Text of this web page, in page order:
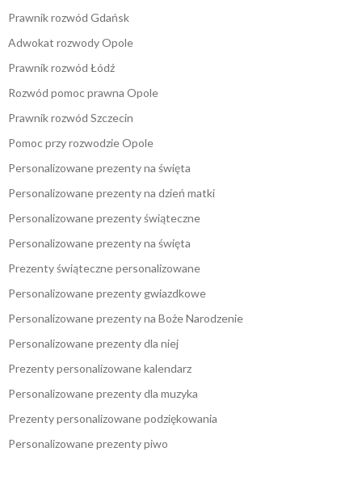
Prawnik rozwód Gdańsk
Adwokat rozwody Opole
Prawnik rozwód Łódź
Rozwód pomoc prawna Opole
Prawnik rozwód Szczecin
Pomoc przy rozwodzie Opole
Personalizowane prezenty na święta
Personalizowane prezenty na dzień matki
Personalizowane prezenty świąteczne
Personalizowane prezenty na święta
Prezenty świąteczne personalizowane
Personalizowane prezenty gwiazdkowe
Personalizowane prezenty na Boże Narodzenie
Personalizowane prezenty dla niej
Prezenty personalizowane kalendarz
Personalizowane prezenty dla muzyka
Prezenty personalizowane podziękowania
Personalizowane prezenty piwo